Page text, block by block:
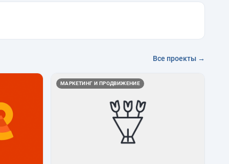
Все проекты →
МАРКЕТИНГ И ПРОДВИЖЕНИЕ